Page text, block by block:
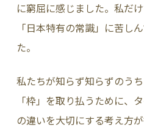
に窮屈に感じました。私だ
「日本特有の常識」に苦し
た。
私たちが知らず知らずのう
「枠」を取り払うために、
の違いを大切にする考え方